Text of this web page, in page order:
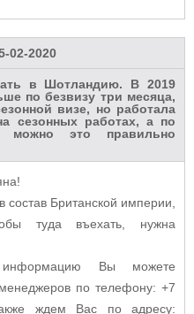
02-2020
в Шотландию. В 2019
по безвизу три месяца,
визе, но работала
сезонных работах, а по
можно это правильно
состав Британской империи,
туда въехать, нужна
информацию Вы можете
по телефону: +7
ждем Вас по адресу: